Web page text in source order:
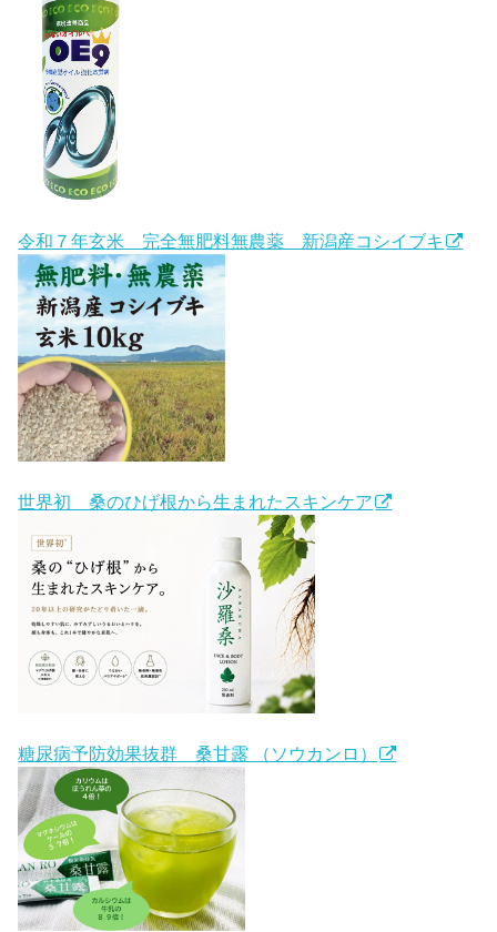
令和７年玄米 完全無肥料無農薬 新潟産コシイブキ
世界初 桑のひげ根から生まれたスキンケア
糖尿病予防効果抜群 桑甘露 （ソウカンロ）